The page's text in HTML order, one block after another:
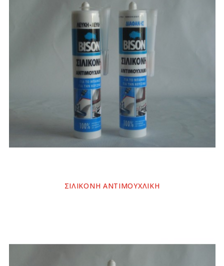
ΣΙΛΙΚΟΝΗ ΑΝΤΙΜΟΥΧΛΙΚΗ